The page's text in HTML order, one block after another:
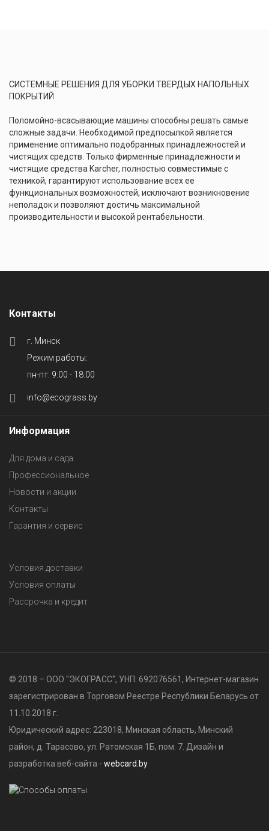
СИСТЕМНЫЕ РЕШЕНИЯ ДЛЯ УБОРКИ ТВЕРДЫХ НАПОЛЬНЫХ
ПОКРЫТИЙ
Поломойно-всасывающие машины способны решать самые
сложные задачи. Необходимой предпосылкой является
применение оптимально подобранных принадлежностей и
чистящих средств. Только фирменные принадлежности и
чистящие средства Kаrcher, полностью совместимые с
техникой, гарантируют использование всех ее
функциональных возможностей, исключают возникновение
неполадок и позволяют достичь максимальной
производительности и высокой рентабельности.
Контакты
г. Минск
Режим работы:
пн-пт: 9:00 - 18:00
info@ecograss.by
Информация
Для дома и сада
Профессиональное
Новости и акции
Контакты
Гарантия и сервис
Условия доставки
Условия оплаты
Рассрочка и кредит
© 2018 – ООО "ЭКОГРАСС", УНП: 692076561, Интернет-магазин
зарегистрирован в Торговом Реестре Республики Беларусь от
11.10.2018 г.
Юридический адрес: 223018, Минская область, Минский
район, д. Тарасово, ул. Ратомская 1Б, пом. 7. Дизайн и
разработка веб-сайта - webcard.by